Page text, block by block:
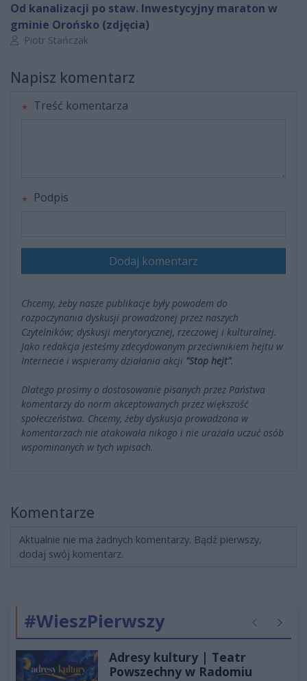
Od kanalizacji po staw. Inwestycyjny maraton w
gminie Orońsko (zdjęcia)
Autor artykułu:
Piotr Stańczak
Napisz komentarz
Treść komentarza
Podpis
Dodaj komentarz
Chcemy, żeby nasze publikacje były powodem do
rozpoczynania dyskusji prowadzonej przez naszych
Czytelników; dyskusji merytorycznej, rzeczowej i kulturalnej.
Jako redakcja jesteśmy zdecydowanym przeciwnikiem hejtu w
Internecie i wspieramy działania akcji "Stop hejt".
Dlatego prosimy o dostosowanie pisanych przez Państwa
komentarzy do norm akceptowanych przez większość
społeczeństwa. Chcemy, żeby dyskusja prowadzona w
komentarzach nie atakowała nikogo i nie urażała uczuć osób
wspominanych w tych wpisach.
Komentarze
Aktualnie nie ma żadnych komentarzy. Bądź pierwszy,
dodaj swój komentarz.
#WieszPierwszy Poprzednie
Adresy kultury | Teatr
Powszechny w Radomiu